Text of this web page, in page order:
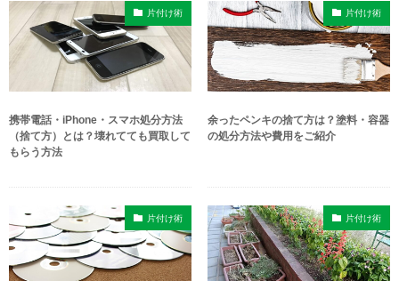
片付け術
携帯電話・iPhone・スマホ処分方法
（捨て方）とは？壊れてても買取して
もらう方法
片付け術
余ったペンキの捨て方は？塗料・容器
の処分方法や費用をご紹介
片付け術 片付け術